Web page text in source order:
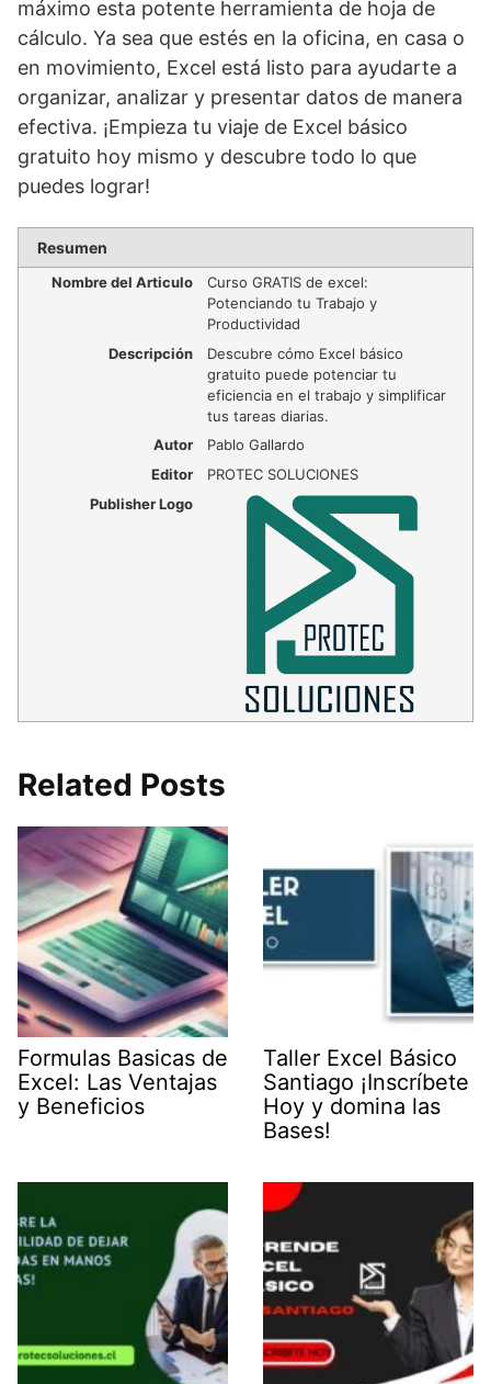
máximo esta potente herramienta de hoja de
cálculo. Ya sea que estés en la oficina, en casa o
en movimiento, Excel está listo para ayudarte a
organizar, analizar y presentar datos de manera
efectiva. ¡Empieza tu viaje de Excel básico
gratuito hoy mismo y descubre todo lo que
puedes lograr!
Resumen
Nombre del Articulo
Curso GRATIS de excel:
Potenciando tu Trabajo y
Productividad
Descripción
Descubre cómo Excel básico
gratuito puede potenciar tu
eficiencia en el trabajo y simplificar
tus tareas diarias.
Autor
Pablo Gallardo
Editor
PROTEC SOLUCIONES
Publisher Logo
Related Posts
Formulas Basicas de
Excel: Las Ventajas
y Beneficios
Taller Excel Básico
Santiago ¡Inscríbete
Hoy y domina las
Bases!